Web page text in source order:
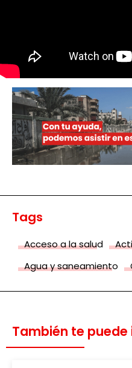
Tags
Acceso a la salud
Agua y saneamiento
También te